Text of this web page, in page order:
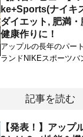
ke+Sports(ナイキ
ダイエット, 肥満
健康作りに！
アップルの長年のパー
ランドNIKEスポーツバ
記事を読む
【発表！】アップ